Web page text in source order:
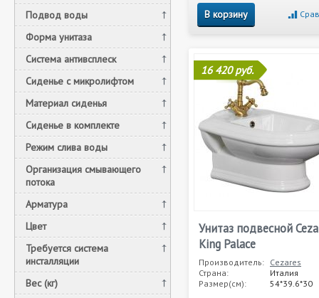
Подвод воды
Форма унитаза
Система антивсплеск
Сиденье с микролифтом
Материал сиденья
Сиденье в комплекте
Режим слива воды
Организация смывающего
потока
Арматура
Цвет
Требуется система
инсталляции
Вес (кг)
В корзину
16 420 руб.
Унитаз подвесной
King Palace
Производитель: Cezares
Страна:
Италия
Размер(см):
54*39.6*30